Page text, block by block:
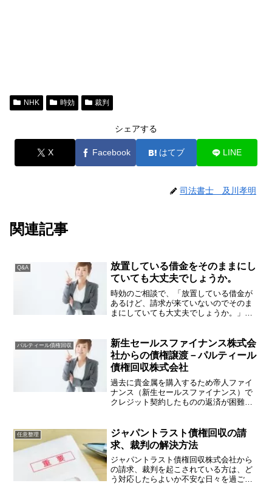
NHK 時効 裁判
シェアする
X Facebook はてブ LINE
司法書士 及川孝明
関連記事
Q&A
放置している借金をそのままにし
ていても大丈夫でしょうか。
時効のご相談で、「放置している借金が
あるけど、請求が来ていないのでそのま
まにしていても大丈夫でしょうか。」と
大丈夫ではないと回答せざるを得ませ
ん。請求が来ていないのは、...
パルティール債権回収
新生セールスファイナンス株式会
社からの債権譲渡－パルティール
債権回収株式会社
過去に貴金属を購入するため帝人ファイ
ナンス（新生セールスファイナンス）で
クレジット契約したものの返済が困難に
いう会社から請求が困っているご相談を
受けました。パルティール...
任意整理
ジャパントラスト債権回収の請
求、裁判の解決方法
ジャパントラスト債権回収株式会社から
の請求、裁判を起こされている方は、ど
う対応したらよいか不安な日々を過ごし